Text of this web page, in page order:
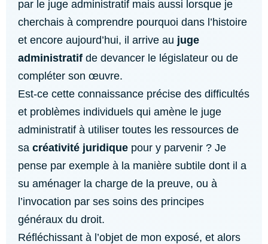
par le juge administratif mais aussi lorsque je
cherchais à comprendre pourquoi dans l’histoire
et encore aujourd’hui, il arrive au juge
administratif de devancer le législateur ou de
compléter son œuvre.
Est-ce cette connaissance précise des difficultés
et problèmes individuels qui amène le juge
administratif à utiliser toutes les ressources de
sa créativité juridique pour y parvenir ? Je
pense par exemple à la manière subtile dont il a
su aménager la charge de la preuve, ou à
l’invocation par ses soins des principes
généraux du droit.
Réfléchissant à l’objet de mon exposé, et alors